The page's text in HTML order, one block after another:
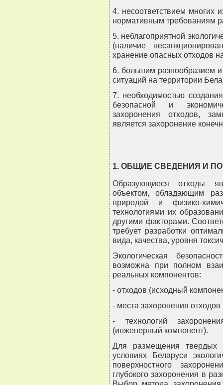
4. несоответствием многих
нормативным требованиям
5. неблагоприятной
(наличие
хранение опасных отходов
6. большим разнообразием и
ситуаций на территории
7. необходимостью
безопасной и
захоронения отходов,
является захоронение
1. ОБЩИЕ СВЕДЕНИЯ И
Образующиеся отходы
объектом, обладающим
природой и физико-
технологиями их
другими факторами.
требует разработки
вида, качества, уровня
Экологическая
возможна при полном
реальных компонентов:
- отходов (исходный
- места захоронения
- технологий
(инженерный компонент).
Для размещения твердых
условиях Беларуси
поверхностного
глубокого захоронения в